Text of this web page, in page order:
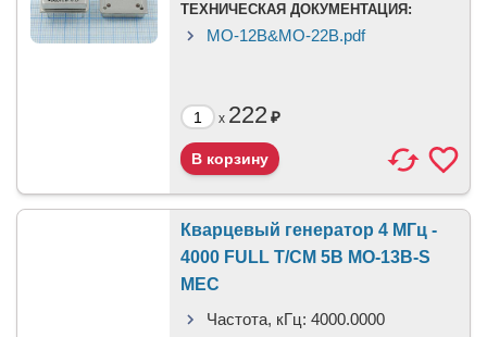
ТЕХНИЧЕСКАЯ ДОКУМЕНТАЦИЯ:
MO-12B&MO-22B.pdf
x 222₽
Кварцевый генератор 4 МГц -
4000 FULL T/CM 5В MO-13B-S
MEC
Частота, кГц: 4000.0000